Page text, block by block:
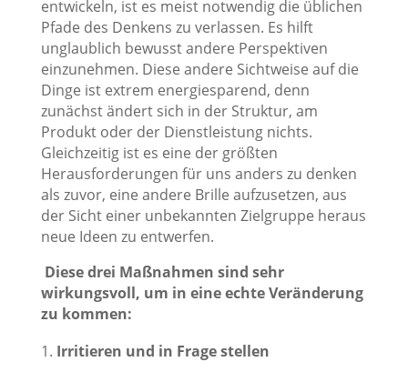
entwickeln, ist es meist notwendig die üblichen
Pfade des Denkens zu verlassen. Es hilft
unglaublich bewusst andere Perspektiven
einzunehmen. Diese andere Sichtweise auf die
Dinge ist extrem energiesparend, denn
zunächst ändert sich in der Struktur, am
Produkt oder der Dienstleistung nichts.
Gleichzeitig ist es eine der größten
Herausforderungen für uns anders zu denken
als zuvor, eine andere Brille aufzusetzen, aus
der Sicht einer unbekannten Zielgruppe heraus
neue Ideen zu entwerfen.
Diese drei Maßnahmen sind sehr
wirkungsvoll, um in eine echte Veränderung
zu kommen:
Irritieren und in Frage stellen